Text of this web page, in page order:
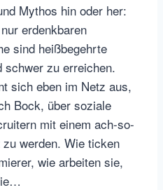
Mythos hin oder her:
erdenkbaren
sind heißbegehrte
schwer zu erreichen.
sich eben im Netz aus,
Bock, über soziale
mit einem ach-so-
werden. Wie ticken
wie arbeiten sie,